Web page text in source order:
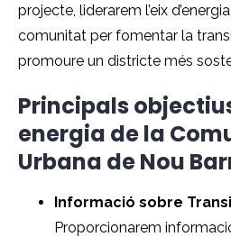
projecte, liderarem l’eix
comunitat per fomentar la
promoure un districte més
Principals
energia de la
Urbana de Nou
Informació sobre
Proporcionarem